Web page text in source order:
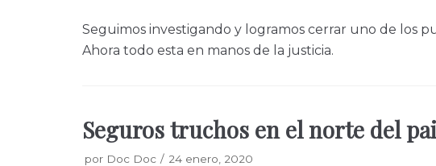
Seguimos investigando y logramos cerrar uno de los
Ahora todo esta en manos de la justicia.
Seguros truchos en el norte del
por Doc Doc 24 enero, 2020